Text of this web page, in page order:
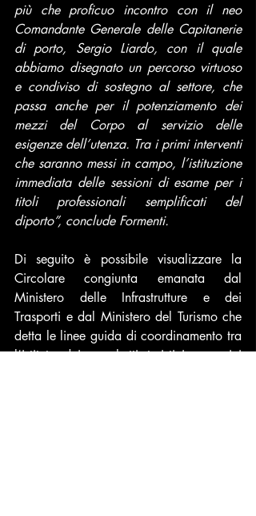
più che proficuo incontro con il neo
Comandante Generale delle Capitanerie
di porto, Sergio Liardo, con il quale
abbiamo disegnato un percorso virtuoso
e condiviso di sostegno al settore, che
passa anche per il potenziamento dei
mezzi del Corpo al servizio delle
esigenze dell’utenza. Tra i primi interventi
che saranno messi in campo, l’istituzione
immediata delle sessioni di esame per i
titoli professionali semplificati del
diporto”, conclude Formenti.
Di seguito è possibile visualizzare la
Circolare congiunta emanata dal
Ministero delle Infrastrutture e dei
Trasporti e dal Ministero del Turismo che
detta le linee guida di coordinamento tra
l’istituto dei pacchetti turistici e servizi